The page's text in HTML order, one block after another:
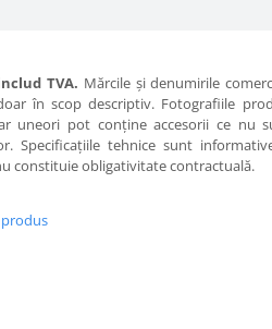
TVA. Mărcile şi denumirile
în scop descriptiv. Fotografiile
uneori pot conţine accesorii ce nu
Specificaţiile tehnice sunt
constituie obligativitate contractuală.